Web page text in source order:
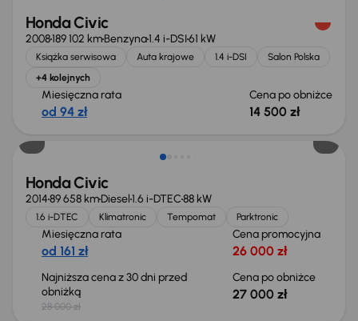
Honda Civic
2008189 102 kmBenzyna1.4 i-DSI61 kW
Książka serwisowa Auta krajowe 1.4 i-DSI
Salon Polska
+4 kolejnych
Miesięczna rata
od 94 zł
Cena po obniżce
14 500 zł
Taniej o 1 000 zł
Honda Civic
201489 658 kmDiesel1.6 i-DTEC88 kW
1.6 i-DTEC Klimatronic Tempomat Parktronic
Miesięczna rata
od 161 zł
Cena promocyjna
26 000 zł
Najniższa cena z 30 dni przed
obniżką
28 000 zł
Cena po obniżce
27 000 zł
Taniej o 500 zł